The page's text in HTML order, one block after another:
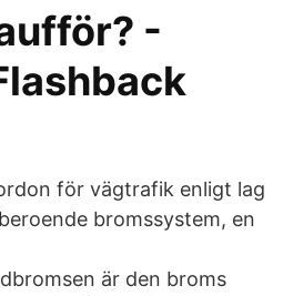
-
för vägtrafik enligt lag
bromssystem, en
är den broms